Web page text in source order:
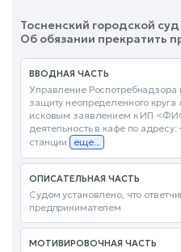
Тосненский городской
Об обязании прекратить
ВВОДНАЯ ЧАСТЬ
Управление
защиту неопределенного круга
исковым заявлением к ИП
деятельность в кафе по
станции еще...
ОПИСАТЕЛЬНАЯ ЧАСТЬ
Судом установлено, что
предпринимателем
МОТИВИРОВОЧНАЯ ЧАСТЬ